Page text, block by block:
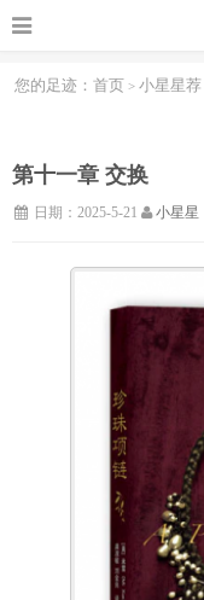
您的足迹： 首页 > 小星星荐
第十一章 交换
日期：2025-5-21 小星星